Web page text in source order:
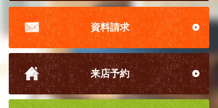
資料請求
来店予約